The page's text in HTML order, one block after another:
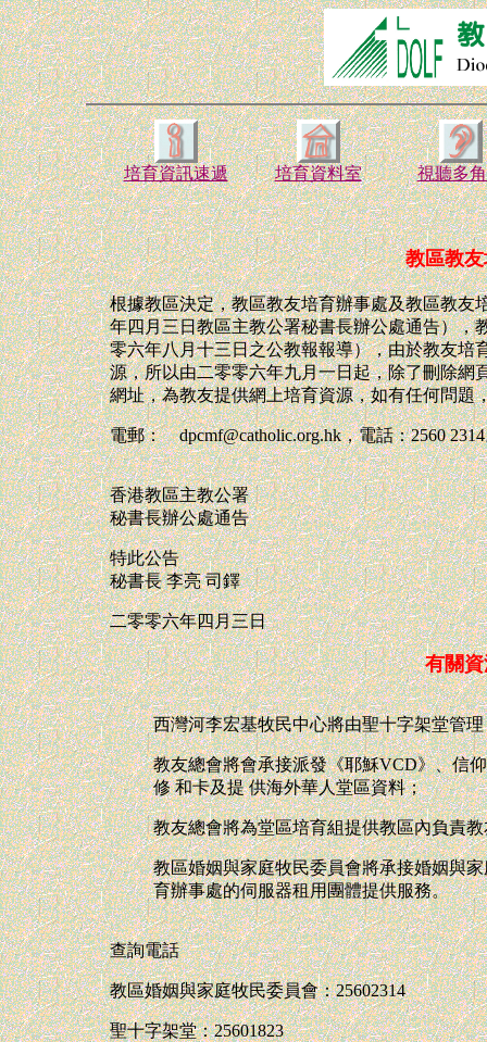
培育資訊速遞 培育資料室 視聽多
教區教
根據教區決定，教區教友培育辦事處及教區教友
年四月三日教區主教公署秘書長辦公處通告），
零六年八月十三日之公教報報導），由於教友培
源，所以由二零零六年九月一日起，除了刪除網
網址，為教友提供網上培育資源，如有任何問題
電郵： dpcmf@catholic.org.hk，電話：2560
香港教區主教公署
秘書長辦公處通告
特此公告
秘書長 李亮 司鐸
二零零六年四月三日
有關
西灣河李宏基牧民中心將由聖十字架堂管
教友總會將會承接派發《耶穌VCD》、信
修 和卡及提 供海外華人堂區資料；
教友總會將為堂區培育組提供教區內負責
教區婚姻與家庭牧民委員會將承接婚姻與
育辦事處的伺服器租用團體提供服務。
查詢電話
教區婚姻與家庭牧民委員會：25602314
聖十字架堂：25601823